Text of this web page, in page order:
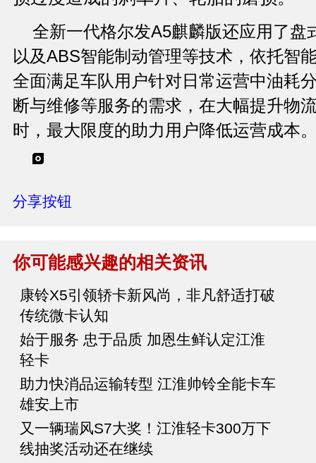
全新一代格尔发A5麒麟版还应用了盘
以及ABS智能制动管理等技术，依托智
全面满足车队用户针对日常运营中油耗
断与维修等服务的需求，在大幅提升物
时，最大限度的助力用户降低运营成本
分享按钮
你可能感兴趣的相关资讯
康铃X5引领轿卡新风尚，非凡舒适打破
传统微卡认知
始于服务 忠于品质 加恩生鲜认定江淮
轻卡
助力快消品运输转型 江淮帅铃全能卡车
雄安上市
又一辆瑞风S7大奖！江淮轻卡300万下
线抽奖活动还在继续